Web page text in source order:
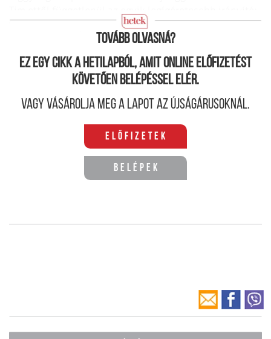
tipikus őserő, győztes típus, ide pedig ez kell.
Tovább olvasná?
Ez egy cikk a hetilapból, amit online előfizetést
követően belépéssel elér.
Vagy vásárolja meg a lapot az újságárusoknál.
Előfizetek
Belépek